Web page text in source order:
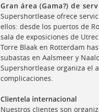
Gran área (Gama?) de
Supershortlease ofrece
ellos: desde los puertos de
sala de exposiciones de
Torre Blaak en Rotterdam
subastas en Aalsmeer y
Supershortlease organiza el
complicaciones.
Clientela internacional
Nuestros clientes son